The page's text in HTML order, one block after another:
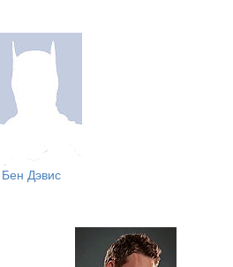
Бен Дэвис